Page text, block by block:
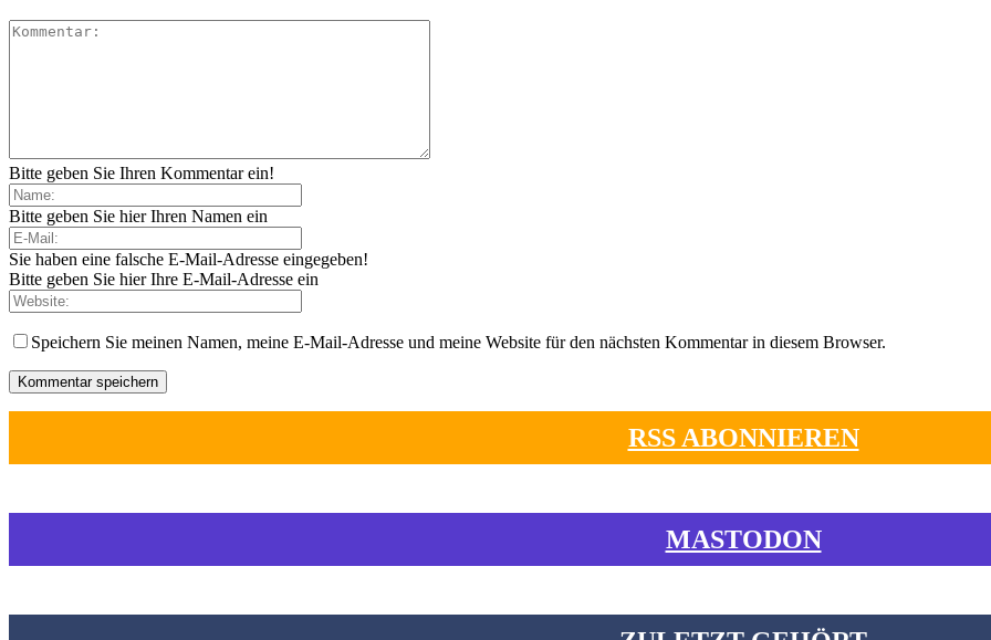
Bitte geben Sie Ihren Kommentar ein!
Bitte geben Sie hier Ihren Namen ein
Sie haben eine falsche E-Mail-Adresse eingegeben!
Bitte geben Sie hier Ihre E-Mail-Adresse ein
Speichern Sie meinen Namen, meine E-Mail-Adresse und meine Website für den nächsten Kommentar in diesem Browser.
RSS ABONNIEREN
MASTODON